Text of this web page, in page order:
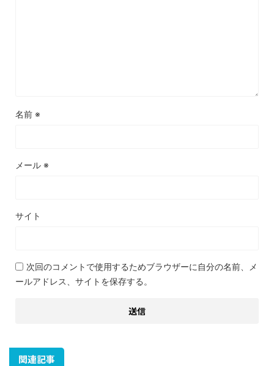
名前 ※
メール ※
サイト
次回のコメントで使用するためブラウザーに自分の名前、メ
ールアドレス、サイトを保存する。
関連記事